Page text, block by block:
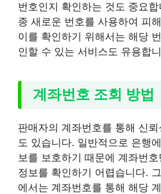
번호인지 확인하는 것도 중요
종 새로운 번호를 사용하여 피
이를 확인하기 위해서는 해당
인할 수 있는 서비스도 유용합
계좌번호 조회 방법
판매자의 계좌번호를 통해 신
도 있습니다. 일반적으로 은행
보를 보호하기 때문에 계좌번
정보를 확인하기 어렵습니다.
에서는 계좌번호를 통해 해당